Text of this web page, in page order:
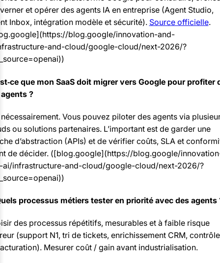
et opérer des agents IA en entreprise (Agent Studio,
Inbox, intégration modèle et sécurité). Source officielle.
blog.google/innovation-and-
and-cloud/google-cloud/next-2026/?
que mon SaaS doit migrer vers Google pour profiter
?
Vous pouvez piloter des agents via
ou solutions partenaires. L’important est de garder une
d’abstraction (APIs) et de vérifier coûts, SLA et
de décider. ([blog.google](https://blog.google/
ai/infrastructure-and-cloud/google-cloud/next-2026/?
processus métiers tester en priorité avec des agents
des processus répétitifs, mesurables et à faible risque
(support N1, tri de tickets, enrichissement CRM,
Mesurer coût / gain avant industrialisation.